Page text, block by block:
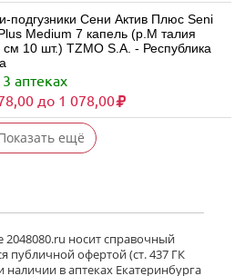
подгузники Сени Актив Плюс Seni
Medium 7 капель (р.M талия
10 шт.) TZMO S.A. - Республика
3 аптеках
до 1 078,00
ещё
носит справочный
публичной офертой (ст. 437 ГК
в аптеках Екатеринбурга